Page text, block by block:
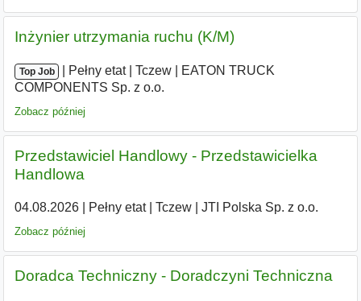
Inżynier utrzymania ruchu (K/M)
Top Job Pełny etat| Tczew
EATON TRUCK
COMPONENTS Sp. z o.o.
Zobacz później
Przedstawiciel Handlowy - Przedstawicielka
Handlowa
04.08.2026| Pełny etat| Tczew| JTI Polska Sp. z o.o.
Zobacz później
Doradca Techniczny - Doradczyni Techniczna